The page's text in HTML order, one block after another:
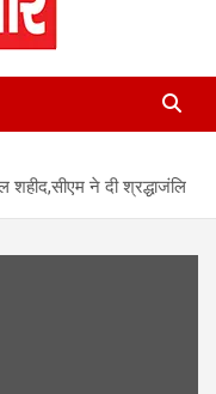
Latest
in Hindi,
ने दी श्रद्धाजंलि